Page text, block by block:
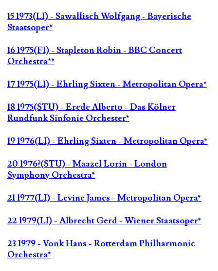
15 1973(LI) - Sawallisch Wolfgang - Bayerische
Staatsoper*
16 1975(FI) - Stapleton Robin - BBC Concert
Orchestra**
17 1975(LI) - Ehrling Sixten - Metropolitan Opera*
18 1975(STU) - Erede Alberto - Das Kölner
Rundfunk Sinfonie Orchester*
19 1976(LI) - Ehrling Sixten - Metropolitan Opera*
20 1976?(STU) - Maazel Lorin - London
Symphony Orchestra*
21 1977(LI) - Levine James - Metropolitan Opera*
22 1979(LI) - Albrecht Gerd - Wiener Staatsoper*
23 1979 - Vonk Hans - Rotterdam Philharmonic
Orchestra*